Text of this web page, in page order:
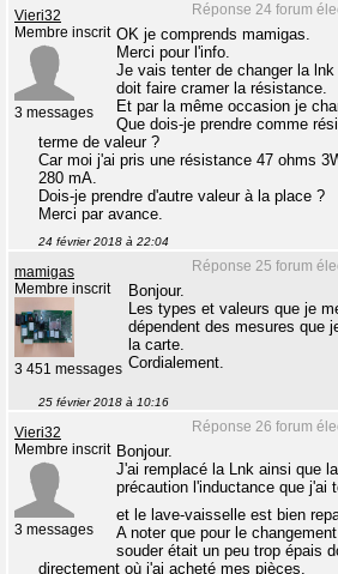
Réponse 24 forum
Vieri32
Membre inscrit
3 messages
OK je comprends mamigas.
Merci pour l'info.
Je vais tenter de changer la
doit faire cramer la résistance.
Et par la même occasion je
Que dois-je prendre comme
terme de valeur ?
Car moi j'ai pris une résistance 47 ohms
280 mA.
Dois-je prendre d'autre valeur à la place ?
Merci par avance.
24 février 2018 à 22:04
Réponse 25 forum
mamigas
Membre inscrit
3 451 messages
Bonjour.
Les types et valeurs que je
dépendent des mesures que
la carte.
Cordialement.
25 février 2018 à 10:16
Réponse 26 forum
Vieri32
Membre inscrit
3 messages
Bonjour.
J'ai remplacé la Lnk ainsi que
précaution l'inductance que j'ai
et le lave-vaisselle est bien
A noter que pour le
souder était un peu trop épais
directement où j'ai acheté mes pièces.